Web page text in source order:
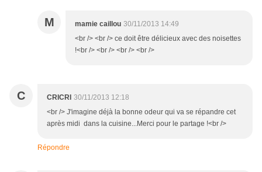
M mamie caillou 30/11/2013 14:49
<br /> <br /> ce doit être délicieux avec des noisettes
!<br /> <br /> <br /> <br />
C CRICRI 30/11/2013 12:18
<br /> J'imagine déjà la bonne odeur qui va se répandre cet
après midi dans la cuisine...Merci pour le partage !<br />
Répondre